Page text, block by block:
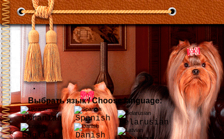
Выбрать язык / Choose language:
Ukranian
English
Spanish
Danish
Belarusian